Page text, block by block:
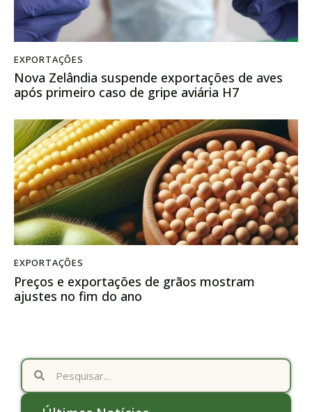
EXPORTAÇÕES
Nova Zelândia suspende exportações de aves
após primeiro caso de gripe aviária H7
EXPORTAÇÕES
Preços e exportações de grãos mostram
ajustes no fim do ano